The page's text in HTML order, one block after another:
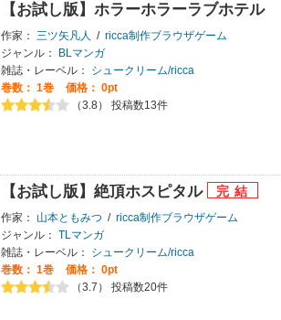
【お試し版】ホラーホラーラブホテル
作家： 三ツ矢凡人 / ricca制作ブラウザゲーム
ジャンル：
BLマンガ
雑誌・レーベル：
シュークリーム/ricca
巻数： 1巻
価格： 0pt
（3.8） 投稿数13件
【お試し版】絶頂ホスピタル
作家： 山本ともみつ / ricca制作ブラウザゲーム
ジャンル： TLマンガ
雑誌・レーベル：
シュークリーム/ricca
巻数： 1巻
価格： 0pt
（3.7） 投稿数20件